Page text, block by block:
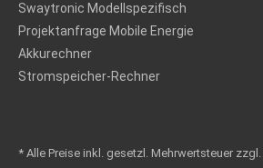
Swaytronic Modellspezifisch
Projektanfrage Mobile Energie
Akkurechner
Stromspeicher-Rechner
* Alle Preise inkl. gesetzl. Mehrwertsteuer zzgl.